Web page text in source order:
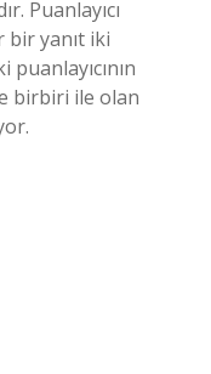
Puanlayıcı
bir yanıt iki
puanlayıcının
birbiri ile olan